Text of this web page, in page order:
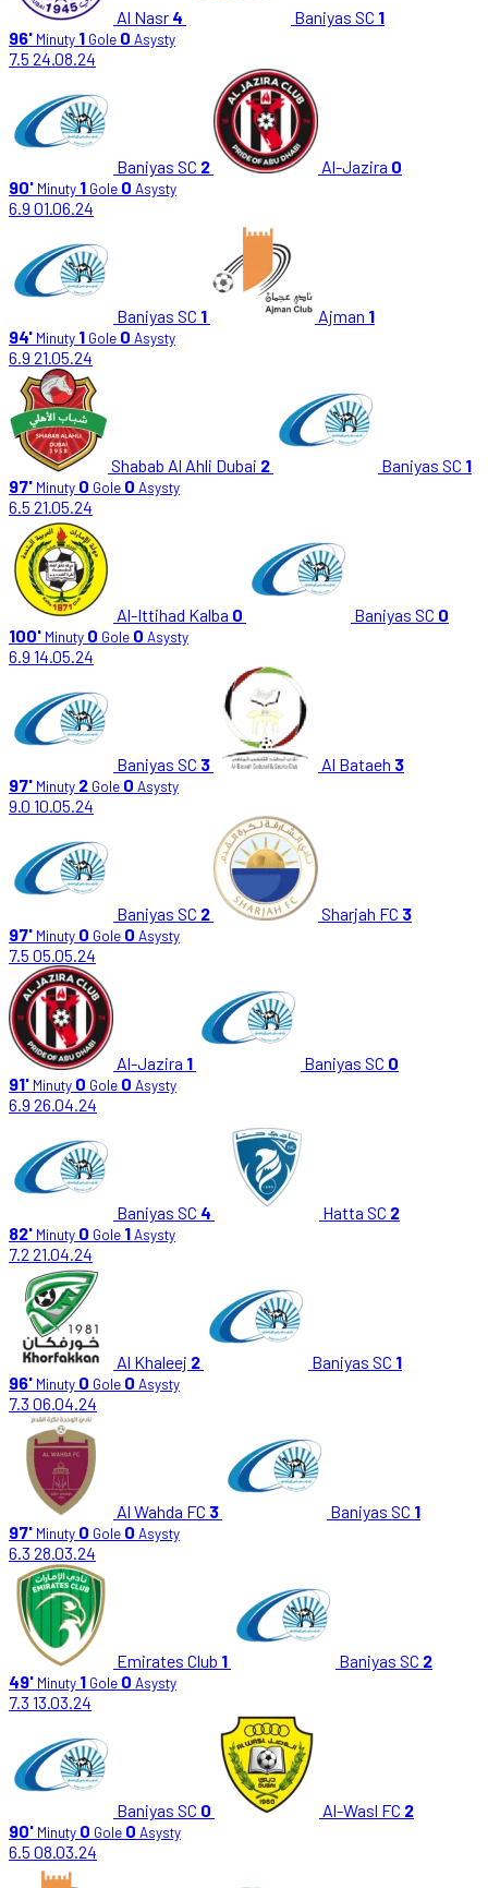
Al Nasr 4 Baniyas SC 1
96' Minuty 1 Gole 0 Asysty
7.5 24.08.24
Baniyas SC 2 Al-Jazira 0
90' Minuty 1 Gole 0 Asysty
6.9 01.06.24
Baniyas SC 1 Ajman 1
94' Minuty 1 Gole 0 Asysty
6.9 21.05.24
Shabab Al Ahli Dubai 2 Baniyas SC 1
97' Minuty 0 Gole 0 Asysty
6.5 21.05.24
Al-Ittihad Kalba 0 Baniyas SC 0
100' Minuty 0 Gole 0 Asysty
6.9 14.05.24
Baniyas SC 3 Al Bataeh 3
97' Minuty 2 Gole 0 Asysty
9.0 10.05.24
Baniyas SC 2 Sharjah FC 3
97' Minuty 0 Gole 0 Asysty
7.5 05.05.24
Al-Jazira 1 Baniyas SC 0
91' Minuty 0 Gole 0 Asysty
6.9 26.04.24
Baniyas SC 4 Hatta SC 2
82' Minuty 0 Gole 1Asysty
7.2 21.04.24
Al Khaleej 2 Baniyas SC 1
96' Minuty 0 Gole 0 Asysty
7.3 06.04.24
Al Wahda FC 3 Baniyas SC 1
97' Minuty 0 Gole 0 Asysty
6.3 28.03.24
Emirates Club 1 Baniyas SC 2
49' Minuty 1 Gole 0 Asysty
7.3 13.03.24
Baniyas SC 0 Al-Wasl FC 2
90' Minuty 0 Gole 0 Asysty
6.5 08.03.24